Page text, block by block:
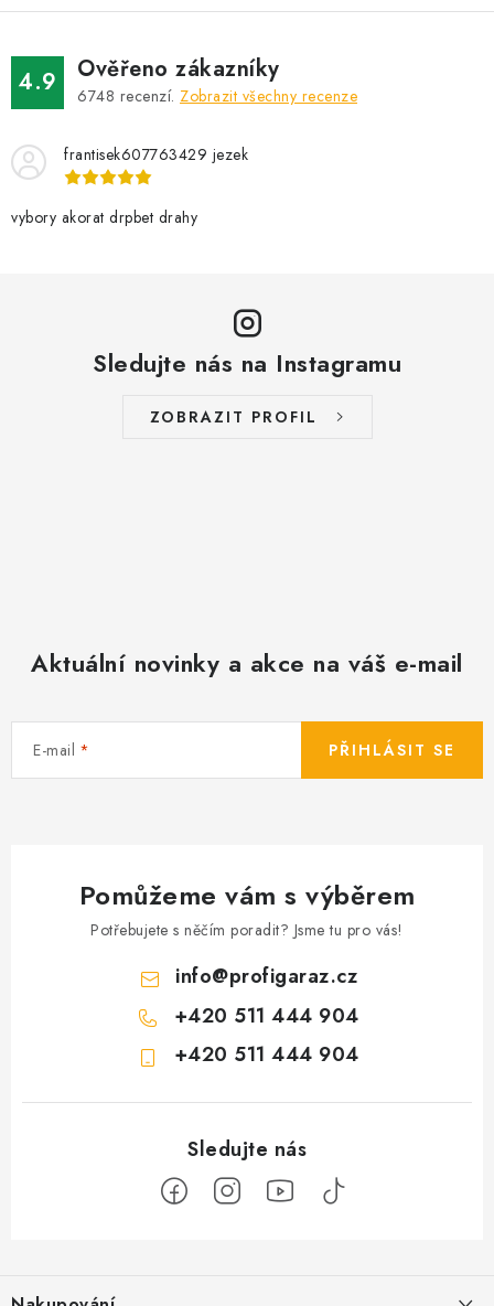
á
d
a
c
p
v
4.9 Ověřeno zákazníky
6748 recenzí. Zobrazit všechny recenze
frantisek607763429 jezek
vybory akorat drpbet drahy
Sledujte nás na Instagramu
ZOBRAZIT PROFIL
Aktuální novinky a akce na váš e-mail
E-mail PŘIHLÁSIT SE
Pomůžeme vám s výběrem
Potřebujete s něčím poradit? Jsme tu pro vás!
info@profigaraz.cz
+420 511 444 904
+420 511 444 904